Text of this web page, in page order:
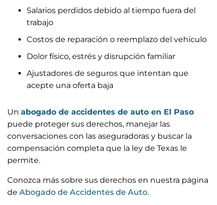
Salarios perdidos debido al tiempo fuera del
trabajo
Costos de reparación o reemplazo del vehículo
Dolor físico, estrés y disrupción familiar
Ajustadores de seguros que intentan que
acepte una oferta baja
Un abogado de accidentes de auto en El Paso
puede proteger sus derechos, manejar las
conversaciones con las aseguradoras y buscar la
compensación completa que la ley de Texas le
permite.
Conozca más sobre sus derechos en nuestra página
de Abogado de Accidentes de Auto.